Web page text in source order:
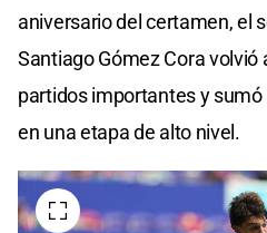
aniversario del certamen, el
Santiago Gómez Cora volvió
partidos importantes y
en una etapa de alto nivel.